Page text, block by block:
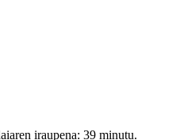
iraupena: 39 minutu.